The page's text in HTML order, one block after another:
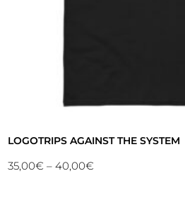
LOGOTRIPS AGAINST THE SYSTEM
35,00€ – 40,00€